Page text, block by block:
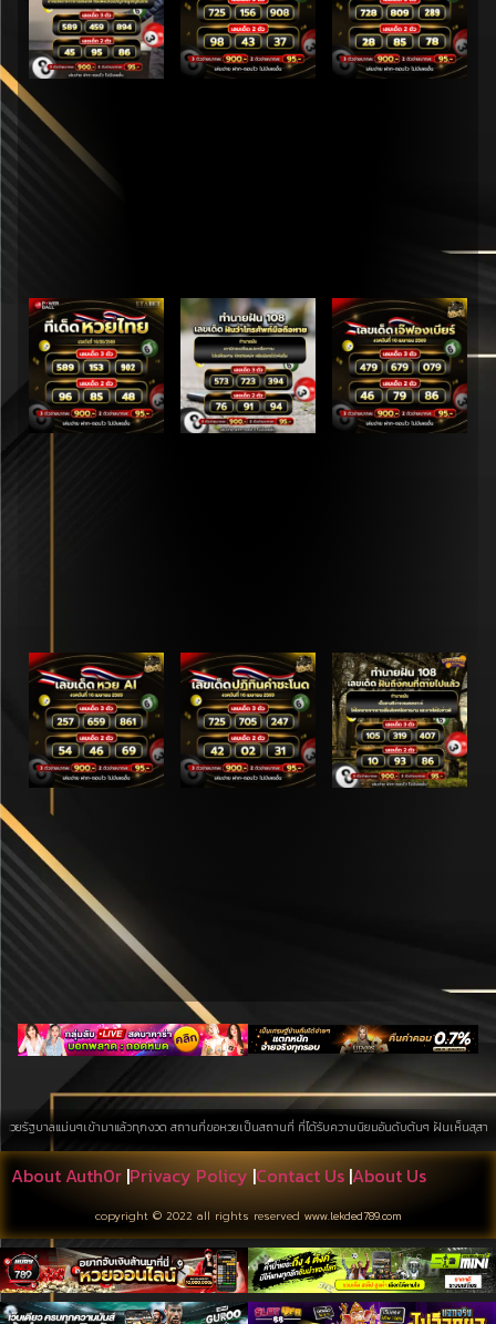
าลแม่นๆเข้ามาแล้วทุกงวด สถานที่ขอหวยเป็นสถานที่ ที่ได้รับความนิยมอันดับต้นๆ ฝันเห็นสุสาน
About Auth0r |Privacy Policy|Contact Us |About Us
copyright © 2022 all rights reserved www.lekded789.com